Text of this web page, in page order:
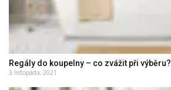
Regály do koupelny – co zvážit při výběru?
3 listopada, 2021